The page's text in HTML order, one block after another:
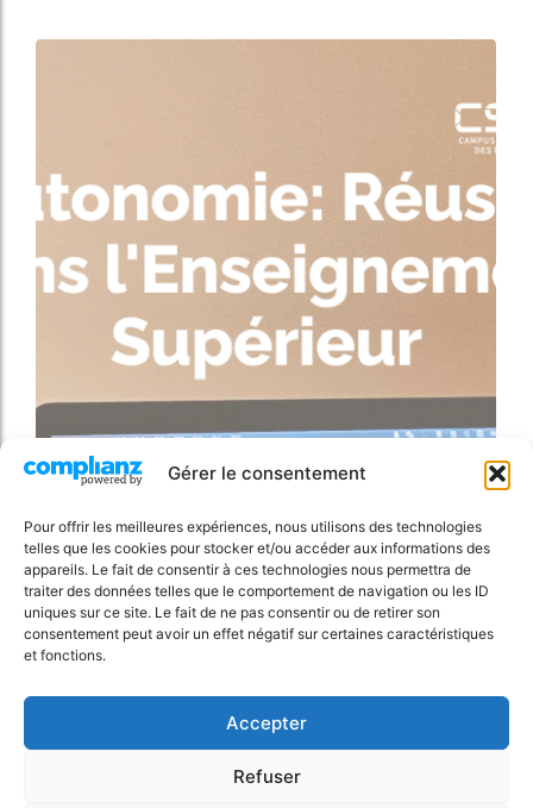
Gérer le consentement
Pour offrir les meilleures expériences, nous utilisons des technologies
telles que les cookies pour stocker et/ou accéder aux informations des
appareils. Le fait de consentir à ces technologies nous permettra de
traiter des données telles que le comportement de navigation ou les ID
uniques sur ce site. Le fait de ne pas consentir ou de retirer son
consentement peut avoir un effet négatif sur certaines caractéristiques
et fonctions.
Accepter
Refuser
Autonomie: Réussir dans l’Enseignement
Supérieur
Lire l'article